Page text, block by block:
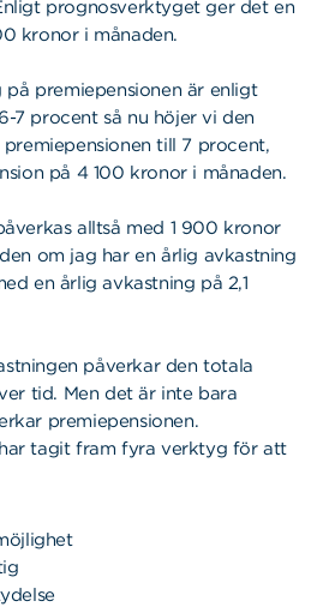
prognosverktyget ger det en
kronor i månaden.
på premiepensionen är enligt
7 procent så nu höjer vi den
till 7 procent,
på 4 100 kronor i månaden.
alltså med 1 900 kronor
om jag har en årlig avkastning
en årlig avkastning på 2,1
påverkar den totala
tid. Men det är inte bara
premiepensionen.
tagit fram fyra verktyg för att